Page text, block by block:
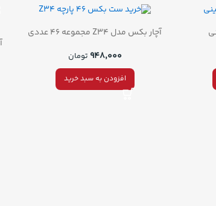
آچار بکس مدل Z34 مجموعه 46 عددی
۹۴۸,۰۰۰ تومان
افزودن به سبد خرید